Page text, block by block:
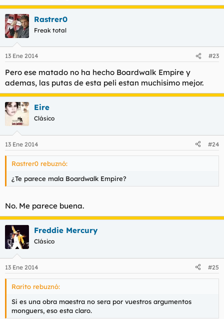
Rastrer0
Freak total
13 Ene 2014 #23
Pero ese matado no ha hecho Boardwalk Empire y
ademas, las putas de esta peli estan muchisimo mejor.
Eire
Clásico
13 Ene 2014 #24
Rastrer0 rebuznó:
¿Te parece mala Boardwalk Empire?
No. Me parece buena.
Freddie Mercury
Clásico
13 Ene 2014 #25
Rarito rebuznó:
Si es una obra maestra no sera por vuestros argumentos
monguers, eso esta claro.